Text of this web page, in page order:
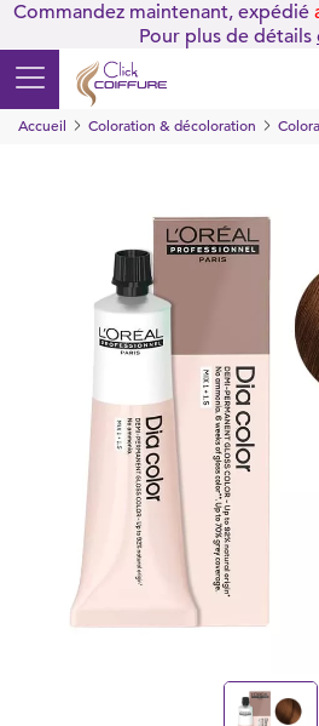
Commandez maintenant, expédié
Pour plus de détails
Accueil
Coloration & décoloration